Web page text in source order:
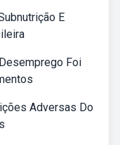
E
Foi
Adversas Do